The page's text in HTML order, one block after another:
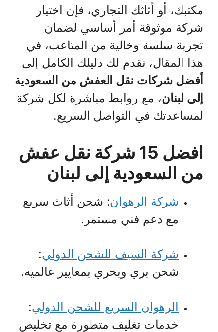
مكتبك، أو أثاثك التجاري، فإن اختيار
شركة موثوقة أمر أساسي لضمان
تجربة سلسة وخالية من المتاعب، في
هذا المقال، نقدم لك دليلك الكامل إلى
أفضل شركات نقل العفش من السعودية
إلى لبنان، مع روابط مباشرة لكل شركة
لمساعدتك في التواصل السريع.
افضل 15 شركة نقل عفش
من السعودية إلى لبنان
شركة الرهوان: شحن أثاث سريع
مع دعم فني مستمر.
شركة السيف للشحن الدولي:
شحن بري وبحري بمعايير عالمية.
الرهوان السريع للشحن الدولي:
خدمات تغليف متطورة مع تخليص